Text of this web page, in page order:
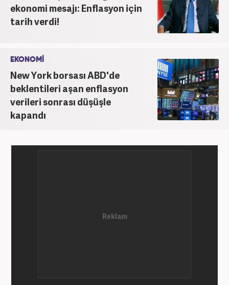
ekonomi mesajı: Enflasyon için
tarih verdi!
EKONOMİ
New York borsası ABD'de
beklentileri aşan enflasyon
verileri sonrası düşüşle
kapandı